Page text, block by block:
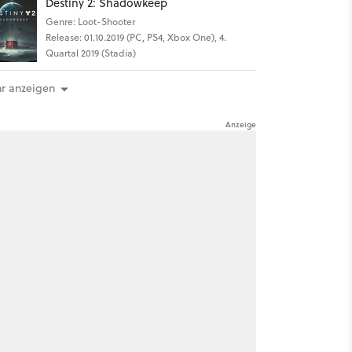
Genre: Loot-Shooter
Release: 01.10.2019 (PC, PS4, Xbox One), 4.
Quartal 2019 (Stadia)
anzeigen